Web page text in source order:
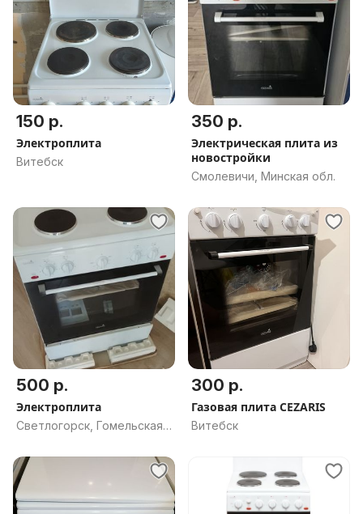
150 р.
Электроплита
Витебск
350 р.
Электрическая плита из
новостройки
Смолевичи, Минская обл.
500 р.
Электроплита
Светлогорск, Гомельская
300 р.
Газовая плита CEZARIS
Витебск